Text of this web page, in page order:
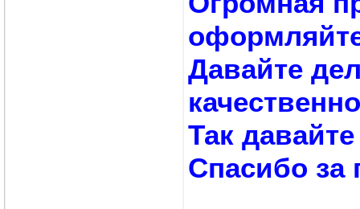
Давайте
Так
Спасибо за